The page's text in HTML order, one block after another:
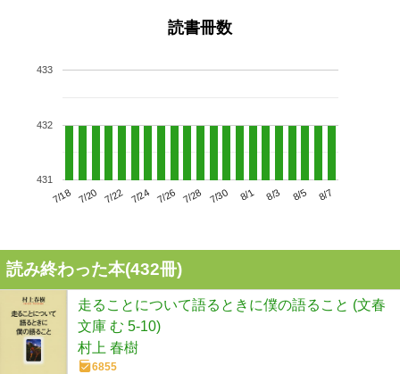
読書冊数
7/18 7/20 7/22 7/24 7/26 7/28 7/30 8/1 8/3 8/5 8/7
431
432
433
読み終わった本(432冊)
走ることについて語るときに僕の語ること (文春
文庫 む 5-10)
村上 春樹
6855